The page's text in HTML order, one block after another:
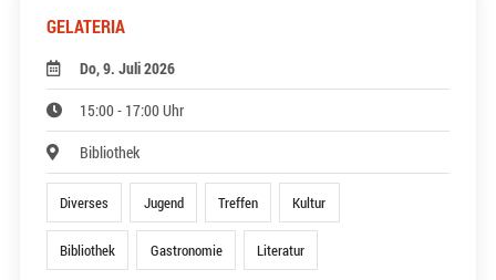
GELATERIA
Do, 9. Juli 2026
15:00 - 17:00 Uhr
Bibliothek
Diverses Jugend Treffen Kultur
Bibliothek Gastronomie Literatur